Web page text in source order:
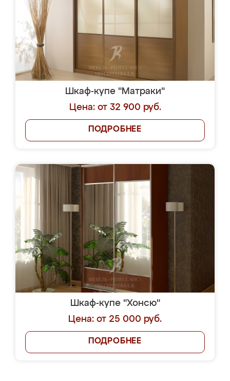
Шкаф-купе "Матраки"
Цена: от 32 900 руб.
ПОДРОБНЕЕ
Шкаф-купе "Хонсю"
Цена: от 25 000 руб.
ПОДРОБНЕЕ